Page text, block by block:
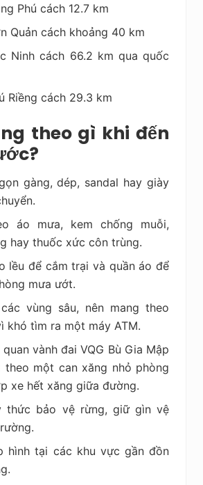
Phú cách 12.7 km
Quản cách khoảng 40 km
Ninh cách 66.2 km qua quốc
Riềng cách 29.3 km
theo gì khi đến
gàng, dép, sandal hay giày
áo mưa, kem chống muỗi,
hay thuốc xức côn trùng.
lều để cắm trại và quần áo để
mưa ướt.
vùng sâu, nên mang theo
khó tìm ra một máy ATM.
vành đai VQG Bù Gia Mập
theo một can xăng nhỏ phòng
xe hết xăng giữa đường.
thức bảo vệ rừng, giữ gìn vệ
hình tại các khu vực gần đồn